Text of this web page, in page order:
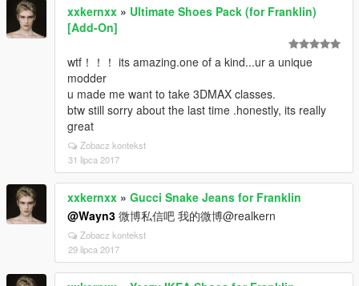
xxkernxx » Ultimate Shoes Pack (for Franklin)
[Add-On]
wtf！！！ its amazing.one of a kind...ur a unique
modder
u made me want to take 3DMAX classes.
btw still sorry about the last time .honestly, its really
great
Zobacz kontekst
31 lipca 2017
xxkernxx » Gucci Snake Jeans for Franklin
@Wayn3 微博私信吧 我的微博@realkern
Zobacz kontekst
29 lipca 2017